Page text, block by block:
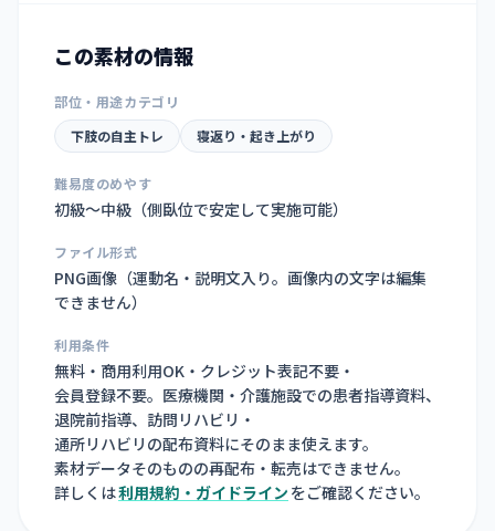
この素材の情報
部位・用途カテゴリ
下肢の自主トレ
寝返り・起き上がり
難易度のめやす
初級〜中級（側臥位で安定して実施可能）
ファイル形式
PNG画像（運動名・説明文入り。画像内の文字は編集
できません）
利用条件
無料・商用利用OK・クレジット表記不要・
会員登録不要。医療機関・介護施設での患者指導資料、
退院前指導、訪問リハビリ・
通所リハビリの配布資料にそのまま使えます。
素材データそのものの再配布・転売はできません。
詳しくは利用規約・ガイドライン をご確認ください。